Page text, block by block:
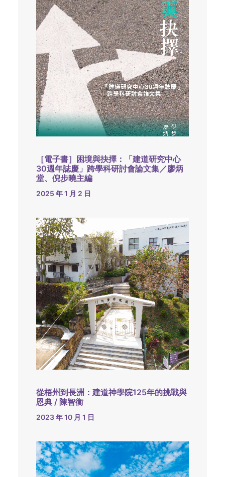
［電子書］困境與抉擇：「建道研究中心
30週年誌慶」跨學科研討會論文集／廖炳
堂、倪步曉主編
2025 年 1 月 2 日
從梧州到長洲：建道神學院125年的挑戰與
恩典 / 陳智衡
2023 年 10 月 1 日